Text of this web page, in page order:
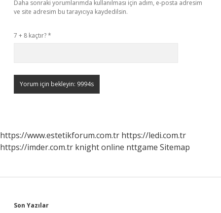
Daha sonraki yorumlarımda kullanılması için adım, e-posta adresim
ve site adresim bu tarayıcıya kaydedilsin.
7 + 8 kaçtır?*
https://www.estetikforum.com.tr https://ledi.com.tr
https://imder.com.tr knight online nttgame Sitemap
Son Yazılar